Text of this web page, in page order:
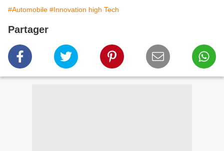
#Automobile #Innovation high Tech
Partager